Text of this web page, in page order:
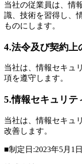
当社の従業員は、情
識、技術を習得し、
ものにします。
4.法令及び契約上
当社は、情報セキュ
項を遵守します。
5.情報セキュリテ
当社は、情報セキュ
改善します。
■制定日:2023年5月1日